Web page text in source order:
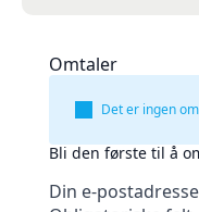
Omtaler
Det er ingen
Bli den første til å
Din e-